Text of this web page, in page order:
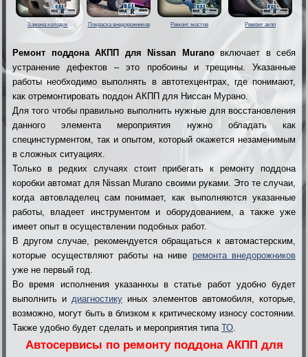
Замена колодок Покраска внедорожников Ремонт мостов Ремонт акпп
Ремонт поддона АКПП для Nissan Muranoвключает в себя
устранение дефектов – это пробоины и трещины. Указанные
работы необходимо выполнять в автотехцентрах, где понимают,
как отремонтировать поддон АКПП для Ниссан Мурано.
Для того чтобы правильно выполнить нужные для восстановления
данного элемента мероприятия нужно обладать как
специнстурментом, так и опытом, который окажется незаменимым
в сложных ситуациях.
Только в редких случаях стоит прибегать к ремонту поддона
коробки автомат для Nissan Murano своими руками. Это те случаи,
когда автовладелец сам понимает, как выполняются указанные
работы, владеет инструментом и оборудованием, а также уже
имеет опыт в осуществлении подобных работ.
В другом случае, рекомендуется обращаться к автомастерским,
которые осуществляют работы на ниве ремонта внедорожников
уже не первый год.
Во время исполнения указаннхы в статье работ удобно будет
выполнить и диагностику иных элементов автомобиля, которые,
возможно, могут быть в близком к критическому износу состоянии.
Также удобно будет сделать и мероприятия типа ТО
Автосервисы по ремонту поддона АКПП для